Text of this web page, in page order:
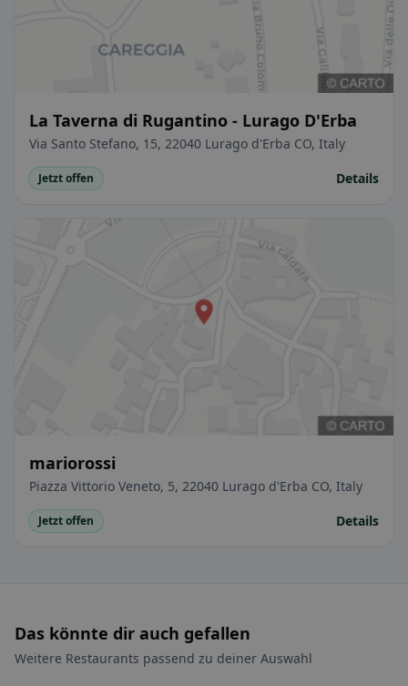
La Taverna di Rugantino - Lurago D'Erba
Via Santo Stefano, 15, 22040 Lurago d'Erba CO, Italy
Jetzt offen Details
mariorossi
Piazza Vittorio Veneto, 5, 22040 Lurago d'Erba CO, Italy
Jetzt offen Details
Das könnte dir auch gefallen
Weitere Restaurants passend zu deiner Auswahl